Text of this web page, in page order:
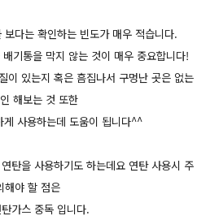
다는 확인하는 빈도가 매우 적습니다.
기통을 막지 않는 것이 매우 중요합니다!
이 있는지 혹은 흠집나서 구멍난 곳은 없는
해보는 것 또한
게 사용하는데 도움이 됩니다^^
탄을 사용하기도 하는데요 연탄 사용시 주
해야 할 점은
가스 중독 입니다.